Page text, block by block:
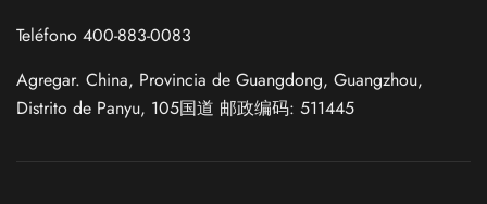
Teléfono 400-883-0083
Agregar. China, Provincia de Guangdong, Guangzhou,
Distrito de Panyu, 105国道 邮政编码: 511445